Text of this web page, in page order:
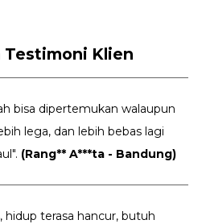
Testimoni Klien
bisa dipertemukan walaupun
lega, dan lebih bebas lagi
(Rang** A***ta - Bandung)
hidup terasa hancur, butuh